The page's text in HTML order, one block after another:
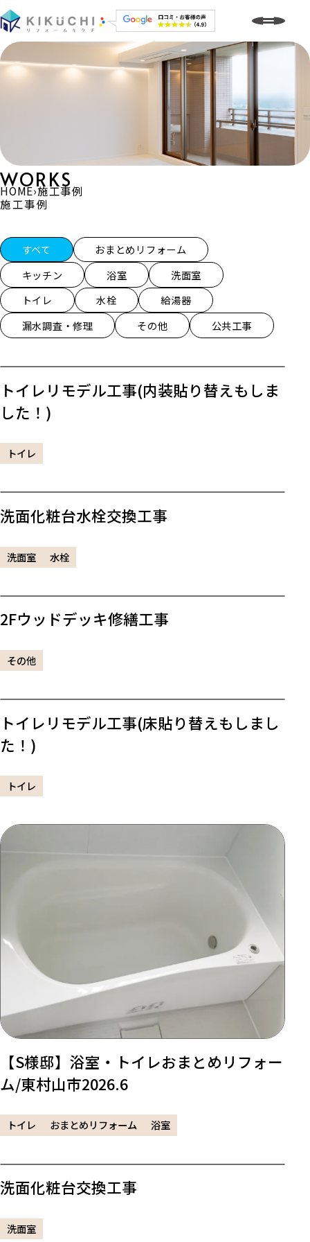
WORKS
施工事例
HOME›施工事例
施工事例一覧
すべて
おまとめリフォーム
キッチン
浴室
洗面室
トイレ
水栓
給湯器
漏水調査・修理
その他 公共工事
トイレリモデル工事(内装貼り替えもしま
した！)
トイレ
洗面化粧台水栓交換工事
洗面室 水栓
2Fウッドデッキ修繕工事
その他
トイレリモデル工事(床貼り替えもしまし
た！)
トイレ
【S様邸】浴室・トイレおまとめリフォー
ム/東村山市2026.6
トイレ おまとめリフォーム 浴室
洗面化粧台交換工事
洗面室